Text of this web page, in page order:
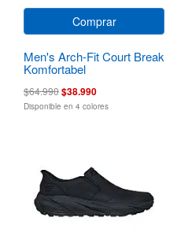
Comprar
Men's Arch-Fit Court Break
Komfortabel
$64.990$38.990
Disponible en 4 colores